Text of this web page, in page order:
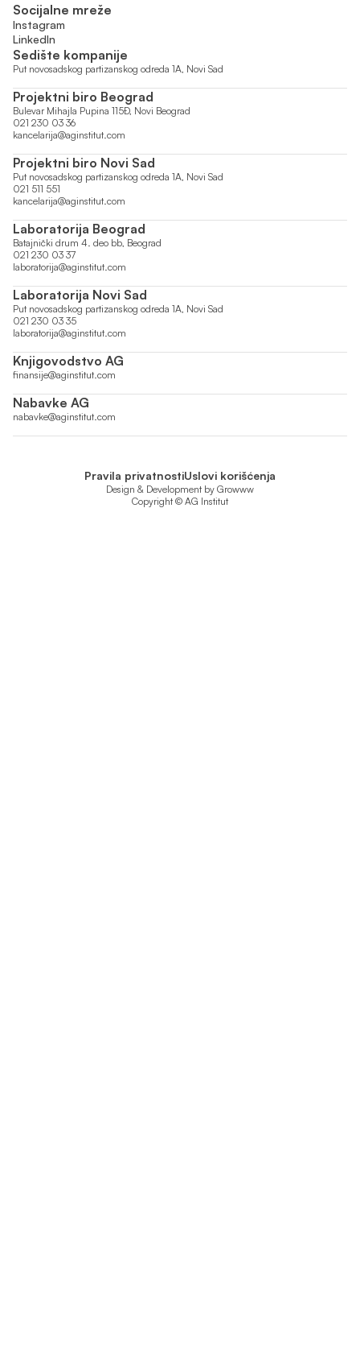
Socijalne mreže
Instagram
LinkedIn
Sedište kompanije
Put novosadskog partizanskog odreda 1A, Novi Sad
Projektni biro Beograd
Bulevar Mihajla Pupina 115Đ, Novi Beograd
021 230 03 36
kancelarija@aginstitut.com
Projektni biro Novi Sad
Put novosadskog partizanskog odreda 1A, Novi Sad
021 511 551
kancelarija@aginstitut.com
Laboratorija Beograd
Batajnički drum 4. deo bb, Beograd
021 230 03 37
laboratorija@aginstitut.com
Laboratorija Novi Sad
Put novosadskog partizanskog odreda 1A, Novi Sad
021 230 03 35
laboratorija@aginstitut.com
Knjigovodstvo AG
finansije@aginstitut.com
Nabavke AG
nabavke@aginstitut.com
Design & Development by Growww
Pravila privatnostiUslovi korišćenja
Copyright © AG Institut